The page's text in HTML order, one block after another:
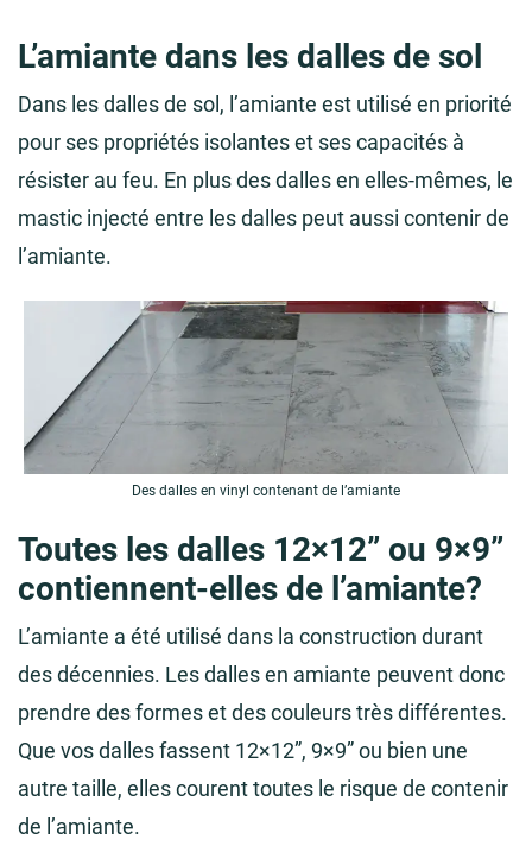
L’amiante dans les dalles de sol
Dans les dalles de sol, l’amiante est utilisé en priorité
pour ses propriétés isolantes et ses capacités à
résister au feu. En plus des dalles en elles-mêmes, le
mastic injecté entre les dalles peut aussi contenir de
l’amiante.
Des dalles en vinyl contenant de l’amiante
Toutes les dalles 12×12” ou 9×9”
contiennent-elles de l’amiante?
L’amiante a été utilisé dans la construction durant
des décennies. Les dalles en amiante peuvent donc
prendre des formes et des couleurs très différentes.
Que vos dalles fassent 12×12”, 9×9” ou bien une
autre taille, elles courent toutes le risque de contenir
de l’amiante.